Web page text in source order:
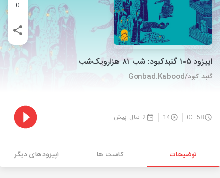
0
اپیزود ۱۰۵ گنبدکبود:‌ شب ۸۱ هزارویک‌شب
گنبد کبود/Gonbad.Kabood
03:58
14 2 سال پیش
توضیحات کامنت ها اپیزودهای دیگر